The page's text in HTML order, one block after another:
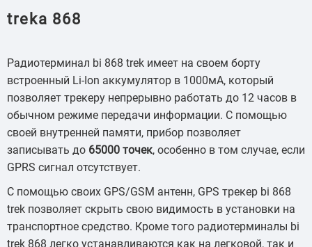
treka 868
Радиотерминал bi 868 trek имеет на своем борту
встроенный Li-Ion аккумулятор в 1000мА, который
позволяет трекеру непрерывно работать до 12 часов в
обычном режиме передачи информации. С помощью
своей внутренней памяти, прибор позволяет
записывать до 65000 точек, особенно в том случае, если
GPRS сигнал отсутствует.
С помощью своих GPS/GSM антенн, GPS трекер bi 868
trek позволяет скрыть свою видимость в установки на
транспортное средство. Кроме того радиотерминалы bi
trek 868 легко устанавливаются как на легковой, так и